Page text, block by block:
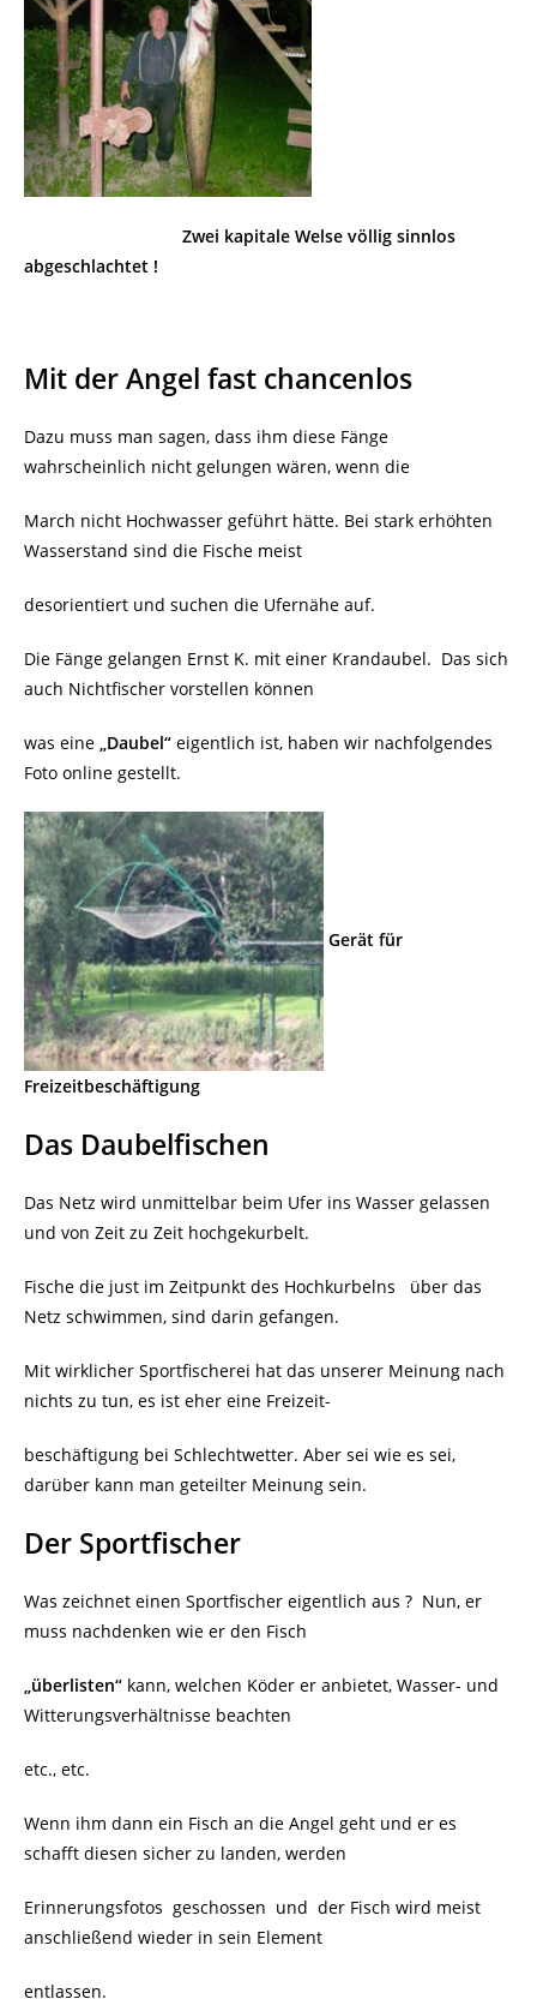
Zwei kapitale Welse völlig sinnlos
abgeschlachtet !
Mit der Angel fast chancenlos
Dazu muss man sagen, dass ihm diese Fänge
wahrscheinlich nicht gelungen wären, wenn die
March nicht Hochwasser geführt hätte. Bei stark erhöhten
Wasserstand sind die Fische meist
desorientiert und suchen die Ufernähe auf.
Die Fänge gelangen Ernst K. mit einer Krandaubel. Das sich
auch Nichtfischer vorstellen können
was eine „Daubel“ eigentlich ist, haben wir nachfolgendes
Foto online gestellt.
Gerät für
Freizeitbeschäftigung
Das Daubelfischen
Das Netz wird unmittelbar beim Ufer ins Wasser gelassen
und von Zeit zu Zeit hochgekurbelt.
Fische die just im Zeitpunkt des Hochkurbelns
über das
Netz schwimmen, sind darin gefangen.
Mit wirklicher Sportfischerei hat das unserer Meinung nach
nichts zu tun, es ist eher eine Freizeit-
beschäftigung bei Schlechtwetter. Aber sei wie es sei,
darüber kann man geteilter Meinung sein.
Der Sportfischer
Was zeichnet einen Sportfischer eigentlich aus ? Nun, er
muss nachdenken wie er den Fisch
„überlisten“ kann, welchen Köder er anbietet, Wasser- und
Witterungsverhältnisse beachten
etc., etc.
Wenn ihm dann ein Fisch an die Angel geht und er es
schafft diesen sicher zu landen, werden
Erinnerungsfotos geschossen und der Fisch wird meist
anschließend wieder in sein Element
entlassen.